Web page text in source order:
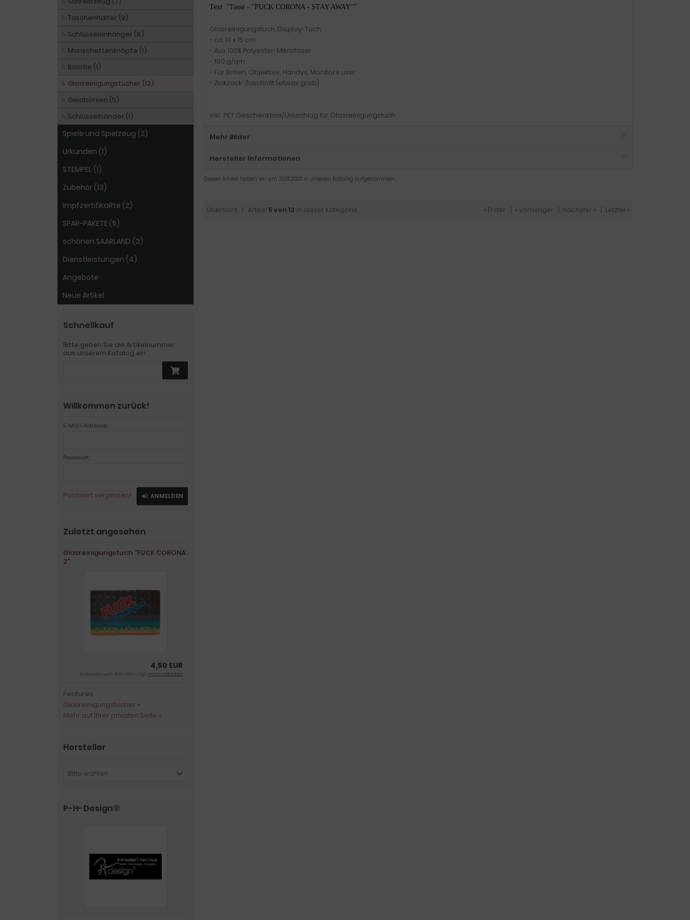
Text "Tasse - "FUCK CORONA - STAY AWAY""
Glasreinigungstuch, Display-Tuch
- ca. 10 x 15 cm
- Aus 100% Polyester-Mikrofaser
- 180 g/qm
- Für Brillen, Objektive, Handys, Monitore usw.
- Zickzack-Zuschnitt (etwas grob)
inkl. PET Geschenkbox/Umschlag für Glasreinigungstuch
Mehr Bilder
Hersteller Informationen
Diesen Artikel haben wir am 21.03.2020 in unseren Katalog aufgenommen.
Übersicht | Artikel 5 von 12 in dieser Kategorie « Erster « vorheriger nächster » Letzter »
Taschenhalter (9)
Schlüsselanhänger (8)
Manschettenknöpfe (1)
Bolotie (1)
Glasreinigungstücher (12)
Geldbörsen (5)
Schlüsselbänder (1)
Spiele und Spielzeug (2)
Urkunden (1)
STEMPEL (1)
Zubehör (13)
ImpfzertifikaRte (2)
SPAR-PAKETE (5)
schönen.SAARLAND (3)
Dienstleistungen (4)
Angebote
Neue Artikel
Schnellkauf
Bitte geben Sie die Artikelnummer
aus unserem Katalog ein.
Willkommen zurück!
E-Mail-Adresse:
Passwort:
Passwort vergessen? ANMELDEN
Zuletzt angesehen
Glasreinigungstuch "FUCK CORONA
2"
4,50 EUR
Endpreis nach § 19 UStG. zzgl.Versandkosten
Features:
Glasreinigungstücher »
Mehr auf Ihrer privaten Seite »
Hersteller
Bitte wählen
P-H-Design®